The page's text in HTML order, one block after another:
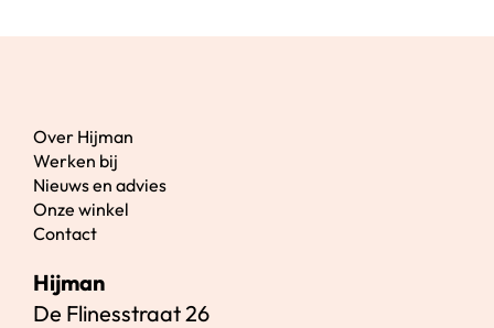
Over Hijman
Werken bij
Nieuws en advies
Onze winkel
Contact
Hijman
De Flinesstraat 26